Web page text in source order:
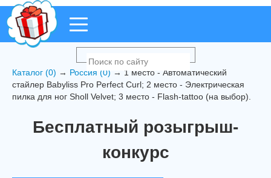
Каталог (0) → Россия (0) → 1 место - Автоматический
стайлер Babyliss Pro Perfect Curl; 2 место - Электрическая
пилка для ног Sholl Velvet; 3 место - Flash-tattoo (на выбор).
Бесплатный розыгрыш-
конкурс